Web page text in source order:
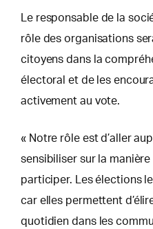
Le responsable de la
rôle des organisations
citoyens dans la
électoral et de les
activement au vote.
« Notre rôle est d’aller
sensibiliser sur la
participer. Les élections
car elles permettent
quotidien dans les